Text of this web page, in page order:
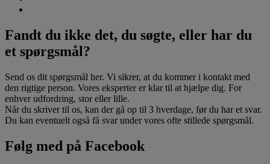
Fandt du ikke det, du søgte, eller har du
et spørgsmål?
Send os dit spørgsmål her. Vi sikrer, at du kommer i kontakt med
den rigtige person. Vores eksperter er klar til at hjælpe dig. For
enhver udfordring, stor eller lille.
Når du skriver til os, kan der gå op til 3 hverdage, før du har et svar.
Du kan eventuelt også få svar under vores ofte stillede spørgsmål.
Følg med på Facebook